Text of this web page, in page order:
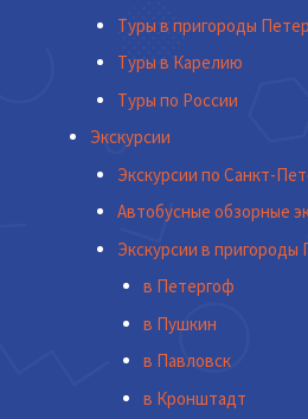
Туры в пригороды
Туры в Карелию
Туры по России
Экскурсии
Экскурсии по Санкт-
Автобусные обзорные
Экскурсии в пригороды
в Петергоф
в Пушкин
в Павловск
в Кронштадт